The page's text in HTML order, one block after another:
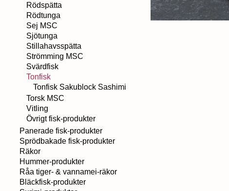
Rödspätta
Rödtunga
Sej MSC
Sjötunga
Stillahavsspätta
Strömming MSC
Svärdfisk
Tonfisk
Tonfisk Sakublock Sashimi
Torsk MSC
Vitling
Övrigt fisk-produkter
Panerade fisk-produkter
Sprödbakade fisk-produkter
Räkor
Hummer-produkter
Råa tiger- & vannamei-räkor
Bläckfisk-produkter